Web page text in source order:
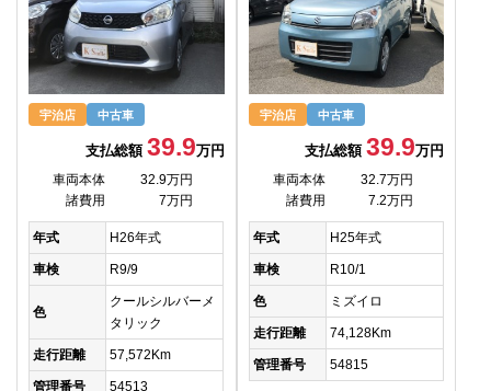
宇治店 中古車
支払総額 39.9万円
車両本体
32.9万円
諸費用
7万円
年式 H26年式
車検 R9/9
色
クールシルバーメ
タリック
走行距離 57,572Km
管理番号 54513
宇治店 中古車
支払総額39.9万円
車両本体
32.7万円
諸費用
7.2万円
年式 H25年式
車検 R10/1
色 ミズイロ
走行距離 74,128Km
管理番号 54815